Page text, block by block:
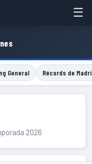
☰
General Récords de
2026